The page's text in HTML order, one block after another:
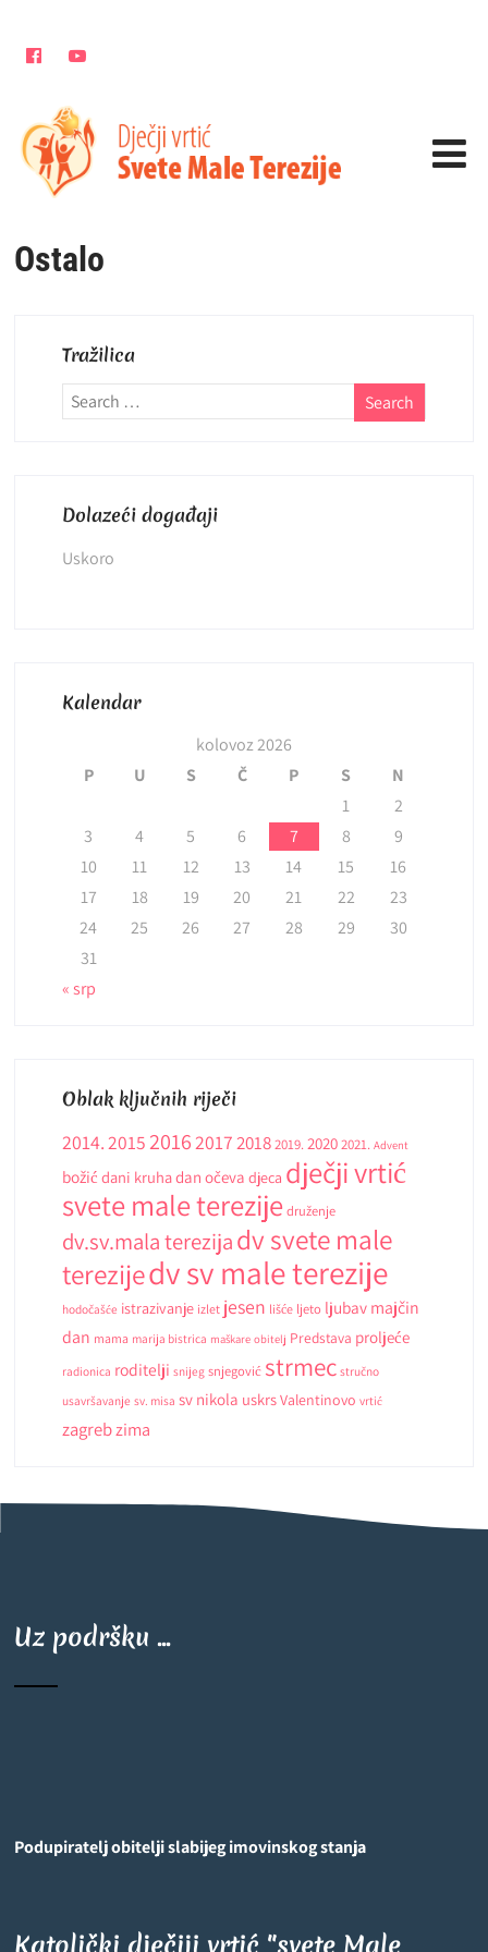
Ostalo
Tražilica
Dolazeći događaji
Uskoro
Kalendar
kolovoz 2026
P
U S Č P S
N
1
2
3
4 5 6 7 8
9
10
11 12 13 14 15
16
17
18 19 20 21 22
23
24
25 26 27 28 29
30
31
« srp
Oblak ključnih riječi
2014.2015201620172018 2019. 2020 2021. Advent
božić dani kruhadan očeva djeca dječji vrtić
svete male terezije druženje
dv.sv.mala terezijadv svete male
terezijedv sv male terezije
hodočašće istrazivanje izlet jesen lišće ljeto ljubav majčin
dan mama marija bistrica maškare obitelj Predstava proljeće
radionica roditelji snijeg snjegović strmec stručno
usavršavanje sv. misa sv nikola uskrsValentinovo vrtić
zagrebzima
Uz podršku ...
Podupiratelj obitelji slabijeg imovinskog stanja
Katolički dječiji vrtić "svete Male